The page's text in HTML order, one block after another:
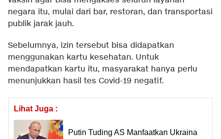
negara itu, mulai dari bar, restoran, dan transportasi
publik jarak jauh.
Sebelumnya, izin tersebut bisa didapatkan
menggunakan kartu kesehatan. Untuk
mendapatkan kartu itu, masyarakat hanya perlu
menunjukkan hasil tes Covid-19 negatif.
Lihat Juga :
Putin Tuding AS Manfaatkan Ukraina